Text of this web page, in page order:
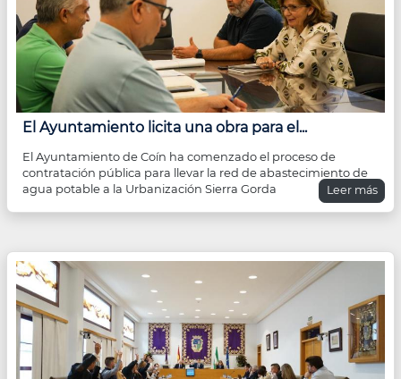
El Ayuntamiento licita una obra para el...
El Ayuntamiento de Coín ha comenzado el proceso de
contratación pública para llevar la red de abastecimiento de
agua potable a la Urbanización Sierra Gorda
Leer más